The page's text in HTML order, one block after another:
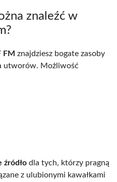
znaleźć w
FM znajdziesz bogate zasoby
utworów. Możliwość
źródło dla tych, którzy pragną
z ulubionymi kawałkami